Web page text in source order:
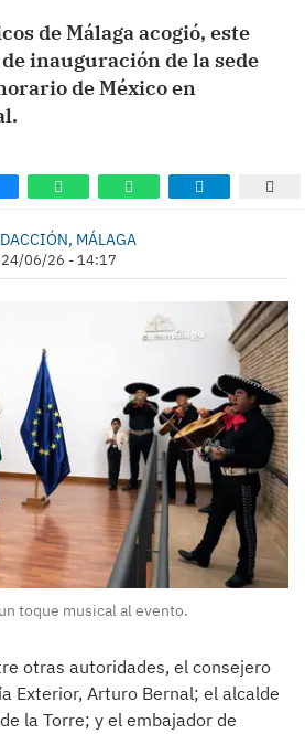
de Málaga acogió, este
inauguración de la sede
de México en
MÁLAGA
24/06/26 - 14:17
toque musical al evento.
otras autoridades, el consejero
Exterior, Arturo Bernal; el alcalde
la Torre; y el embajador de